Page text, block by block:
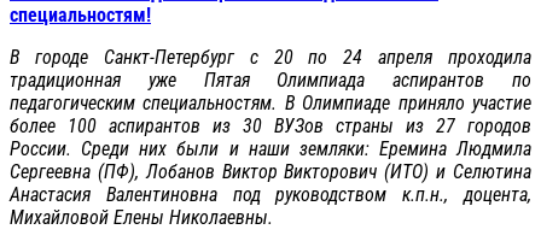
специальностям!
В городе Санкт-Петербург с 20 по 24 апреля проходила
традиционная уже Пятая Олимпиада аспирантов по
педагогическим специальностям. В Олимпиаде приняло участие
более 100 аспирантов из 30 ВУЗов страны из 27 городов
России. Среди них были и наши земляки: Еремина Людмила
Сергеевна (ПФ), Лобанов Виктор Викторович (ИТО) и Селютина
Анастасия Валентиновна под руководством к.п.н., доцента,
Михайловой Елены Николаевны.